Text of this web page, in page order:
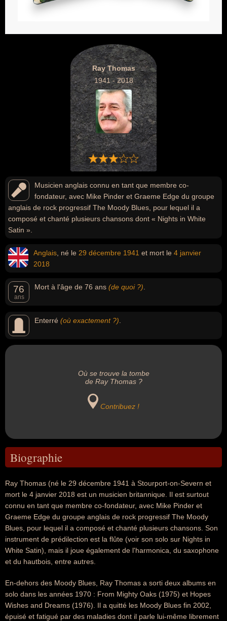
Ray Thomas
1941 - 2018
Musicien anglais connu en tant que membre co-
fondateur, avec Mike Pinder et Graeme Edge du groupe
anglais de rock progressif The Moody Blues, pour lequel il a
composé et chanté plusieurs chansons dont « Nights in White
Satin ».
Anglais , né le 29 décembre 1941 et mort le 4 janvier
2018
76
ans
Mort à l'âge de 76 ans (de quoi ?)
Enterré (où exactement ?)
Où se trouve la tombe
de Ray Thomas ?
Contribuez !
Biographie
Ray Thomas (né le 29 décembre 1941 à Stourport-on-Severn et
mort le 4 janvier 2018 est un musicien britannique. Il est surtout
connu en tant que membre co-fondateur, avec Mike Pinder et
Graeme Edge du groupe anglais de rock progressif The Moody
Blues, pour lequel il a composé et chanté plusieurs chansons. Son
instrument de prédilection est la flûte (voir son solo sur Nights in
White Satin), mais il joue également de l'harmonica, du saxophone
et du hautbois, entre autres.
En-dehors des Moody Blues, Ray Thomas a sorti deux albums en
solo dans les années 1970 : From Mighty Oaks (1975) et Hopes
Wishes and Dreams (1976). Il a quitté les Moody Blues fin 2002,
épuisé et fatigué par des maladies dont il parle lui-même librement